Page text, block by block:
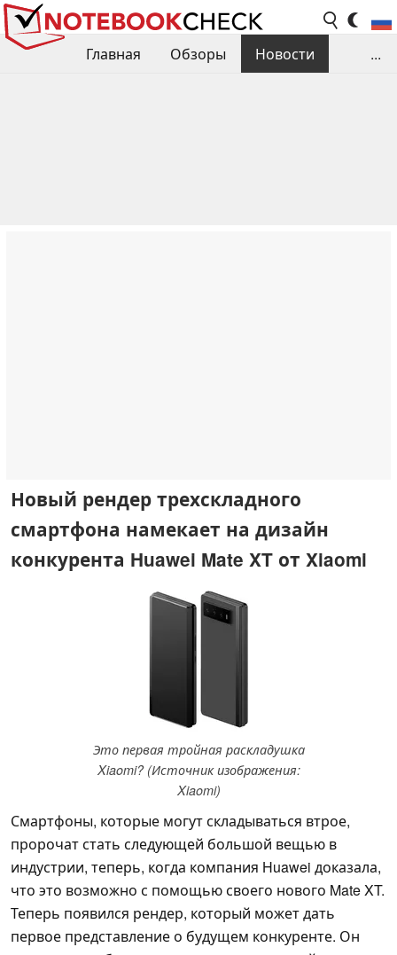
Главная Обзоры
Новости
...
Новый рендер трехскладного
смартфона намекает на дизайн
конкурента Huawei Mate XT от Xiaomi
Это первая тройная раскладушка
Xiaomi? (Источник изображения:
Xiaomi)
Смартфоны, которые могут складываться втрое,
пророчат стать следующей большой вещью в
индустрии, теперь, когда компания Huawei доказала,
что это возможно с помощью своего нового Mate XT.
Теперь появился рендер, который может дать
первое представление о будущем конкуренте. Он